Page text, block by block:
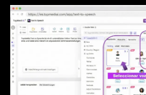
Moroccan Arabic
Multi-region Arabic